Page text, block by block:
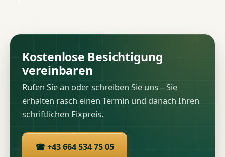
Kostenlose Besichtigung
vereinbaren
Rufen Sie an oder schreiben Sie uns – Sie
erhalten rasch einen Termin und danach Ihren
schriftlichen Fixpreis.
☎ +43 664 534 75 05